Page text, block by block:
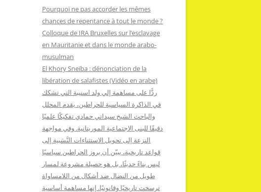
r
h
:
Pourquoi ne pas accorder les mêmes
chances de repentance à tout le monde ?
Colloque de IRA Bruxelles sur l’esclavage
en Mauritanie et dans le monde arabo-
musulman
El Khory Sneïba : dénonciation de la
libération de salafistes (Vidéo en arabe)
ردًّا على مساهمة إلي ولد اسنيبة التي تشكك
في الذاكرة السياسية للحراطين، يقدم المحلل
والباحث الشيخ سيداتي حمادي تفكيكًا علميًا
دقيقًا للبنى الاجتماعية الموريتانية. وفي مواجهة
النزعة إلى تحويل الاستثناءات النَّسَبية إلى
قواعد تاريخية، يبيّن أن بروز الحراطين سياسيًا
ليس بناءً حديثًا، بل هو حصيلة مشروعة لمسار
طويل من النضال ضد أشكال من اللامساواة
ترسخت تاريخيًا وقانونيًا. إنها مساهمة أساسية